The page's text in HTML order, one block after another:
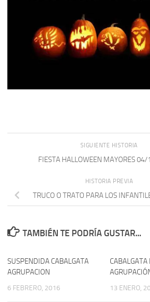
SIGUIENTE HISTORIA
FIESTA HALLOWEEN MAYORES
HISTORIA PREVIA
TRUCO O TRATO PARA LOS
TAMBIÉN TE PODRÍA GUSTAR...
SUSPENDIDA CABALGATA
AGRUPACION
6 FEBRERO, 2016
CABALGATA
13 ENERO,